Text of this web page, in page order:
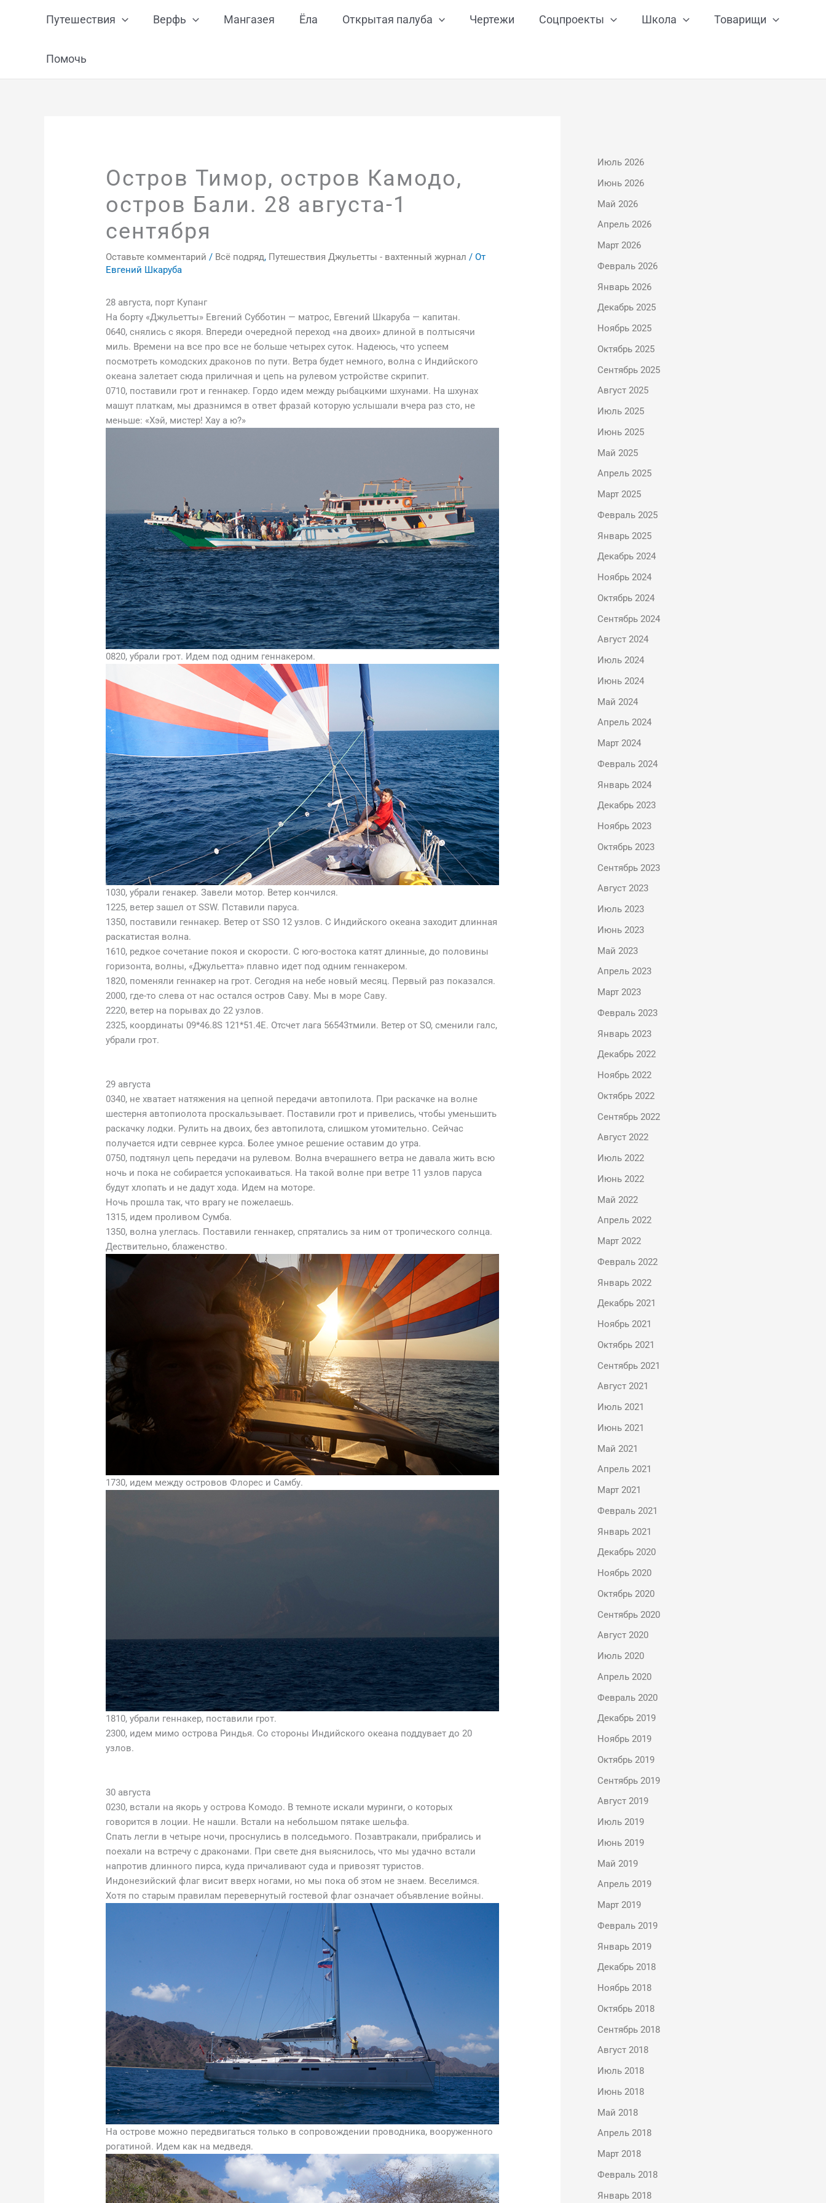
Путешествия Верфь Мангазея Ёла Открытая палуба Чертежи Соцпроекты Школа Товарищи
Помочь
Остров Тимор, остров Камодо,
остров Бали. 28 августа-1
сентября
Оставьте комментарий / Всё подряд, Путешествия Джульетты - вахтенный журнал / От
Евгений Шкаруба
28 августа, порт Купанг
На борту «Джульетты» Евгений Субботин — матрос, Евгений Шкаруба — капитан.
0640, снялись с якоря. Впереди очередной переход «на двоих» длиной в полтысячи
миль. Времени на все про все не больше четырех суток. Надеюсь, что успеем
посмотреть комодских драконов по пути. Ветра будет немного, волна с Индийского
океана залетает сюда приличная и цепь на рулевом устройстве скрипит.
0710, поставили грот и геннакер. Гордо идем между рыбацкими шхунами. На шхунах
машут платкам, мы дразнимся в ответ фразай которую услышали вчера раз сто, не
меньше: «Хэй, мистер! Хау а ю?»
0820, убрали грот. Идем под одним геннакером.
1030, убрали генакер. Завели мотор. Ветер кончился.
1225, ветер зашел от SSW. Пставили паруса.
1350, поставили геннакер. Ветер от SSO 12 узлов. С Индийского океана заходит длинная
раскатистая волна.
1610, редкое сочетание покоя и скорости. С юго-востока катят длинные, до половины
горизонта, волны, «Джульетта» плавно идет под одним геннакером.
1820, поменяли геннакер на грот. Сегодня на небе новый месяц. Первый раз показался.
2000, где-то слева от нас остался остров Саву. Мы в море Саву.
2220, ветер на порывах до 22 узлов.
2325, координаты 09*46.8S 121*51.4E. Отсчет лага 56543тмили. Ветер от SO, сменили галс,
убрали грот.
29 августа
0340, не хватает натяжения на цепной передачи автопилота. При раскачке на волне
шестерня автопиолота проскальзывает. Поставили грот и привелись, чтобы уменьшить
раскачку лодки. Рулить на двоих, без автопилота, слишком утомительно. Сейчас
получается идти севрнее курса. Более умное решение оставим до утра.
0750, подтянул цепь передачи на рулевом. Волна вчерашнего ветра не давала жить всю
ночь и пока не собирается успокаиваться. На такой волне при ветре 11 узлов паруса
будут хлопать и не дадут хода. Идем на моторе.
Ночь прошла так, что врагу не пожелаешь.
1315, идем проливом Сумба.
1350, волна улеглась. Поставили геннакер, спрятались за ним от тропического солнца.
Дествительно, блаженство.
1730, идем между островов Флорес и Самбу.
1810, убрали геннакер, поставили грот.
2300, идем мимо острова Риндья. Со стороны Индийского океана поддувает до 20
узлов.
30 августа
0230, встали на якорь уострова Комодо. В темноте искали муринги, о которых
говорится в лоции. Не нашли. Встали на небольшом пятаке шельфа.
Спать легли в четыре ночи, проснулись в полседьмого. Позавтракали, прибрались и
поехали на встречу с драконами. При свете дня выяснилось, что мы удачно встали
напротив длинного пирса, куда причаливают суда и привозят туристов.
Индонезийский флаг висит вверх ногами, но мы пока об этом не знаем. Веселимся.
Хотя по старым правилам перевернутый гостевой флаг означает объявление войны.
На острове можно передвигаться только в сопровождении проводника, вооруженного
рогатиной. Идем как на медведя.
Июль 2026
Июнь 2026
Май 2026
Апрель 2026
Март 2026
Февраль 2026
Январь 2026
Декабрь 2025
Ноябрь 2025
Октябрь 2025
Сентябрь 2025
Август 2025
Июль 2025
Июнь 2025
Май 2025
Апрель 2025
Март 2025
Февраль 2025
Январь 2025
Декабрь 2024
Ноябрь 2024
Октябрь 2024
Сентябрь 2024
Август 2024
Июль 2024
Июнь 2024
Май 2024
Апрель 2024
Март 2024
Февраль 2024
Январь 2024
Декабрь 2023
Ноябрь 2023
Октябрь 2023
Сентябрь 2023
Август 2023
Июль 2023
Июнь 2023
Май 2023
Апрель 2023
Март 2023
Февраль 2023
Январь 2023
Декабрь 2022
Ноябрь 2022
Октябрь 2022
Сентябрь 2022
Август 2022
Июль 2022
Июнь 2022
Май 2022
Апрель 2022
Март 2022
Февраль 2022
Январь 2022
Декабрь 2021
Ноябрь 2021
Октябрь 2021
Сентябрь 2021
Август 2021
Июль 2021
Июнь 2021
Май 2021
Апрель 2021
Март 2021
Февраль 2021
Январь 2021
Декабрь 2020
Ноябрь 2020
Октябрь 2020
Сентябрь 2020
Август 2020
Июль 2020
Апрель 2020
Февраль 2020
Декабрь 2019
Ноябрь 2019
Октябрь 2019
Сентябрь 2019
Август 2019
Июль 2019
Июнь 2019
Май 2019
Апрель 2019
Март 2019
Февраль 2019
Январь 2019
Декабрь 2018
Ноябрь 2018
Октябрь 2018
Сентябрь 2018
Август 2018
Июль 2018
Июнь 2018
Май 2018
Апрель 2018
Март 2018
Февраль 2018
Январь 2018